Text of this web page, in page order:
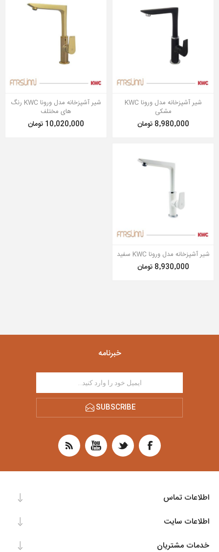
شیر آشپزخانه مدل ورونا KWC
مشکی
8٬980٬000 تومان
شیر آشپزخانه مدل ورونا KWC رنگ
های مختلف
10٬020٬000 تومان
شیر آشپزخانه مدل ورونا KWC سفید
8٬930٬000 تومان
خبرنامه
SUBSCRIBE
اطلاعات تماس
اطلاعات سایت
خدمات مشتریان